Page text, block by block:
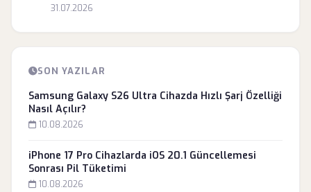
31.07.2026
SON YAZILAR
Samsung Galaxy S26 Ultra Cihazda Hızlı Şarj Özelliği
Nasıl Açılır?
10.08.2026
iPhone 17 Pro Cihazlarda iOS 20.1 Güncellemesi
Sonrası Pil Tüketimi
10.08.2026